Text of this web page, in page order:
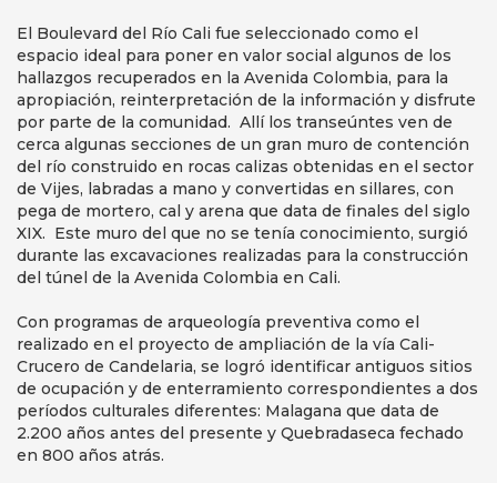
El Boulevard del Río Cali fue seleccionado como el
espacio ideal para poner en valor social algunos de los
hallazgos recuperados en la Avenida Colombia, para la
apropiación, reinterpretación de la información y disfrute
por parte de la comunidad. Allí los transeúntes ven de
cerca algunas secciones de un gran muro de contención
del río construido en rocas calizas obtenidas en el sector
de Vijes, labradas a mano y convertidas en sillares, con
pega de mortero, cal y arena que data de finales del siglo
XIX. Este muro del que no se tenía conocimiento, surgió
durante las excavaciones realizadas para la construcción
del túnel de la Avenida Colombia en Cali.
Con programas de arqueología preventiva como el
realizado en el proyecto de ampliación de la vía Cali-
Crucero de Candelaria, se logró identificar antiguos sitios
de ocupación y de enterramiento correspondientes a dos
períodos culturales diferentes: Malagana que data de
2.200 años antes del presente y Quebradaseca fechado
en 800 años atrás.